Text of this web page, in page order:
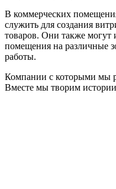
В коммерческих
служить для создания
товаров. Они также могут
помещения на различные
работы.
Компании с которыми мы
Вместе мы творим